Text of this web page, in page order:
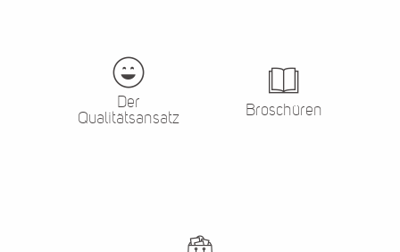
Der
Qualitätsansatz
Broschüren